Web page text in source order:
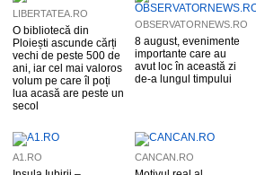
LIBERTATEA.RO
O bibliotecă din
Ploiești ascunde cărți
vechi de peste 500 de
ani, iar cel mai valoros
volum pe care îl poți
lua acasă are peste un
secol
OBSERVATORNEWS.RO
8 august, evenimente
importante care au
avut loc în această zi
de-a lungul timpului
A1.RO CANCAN.RO